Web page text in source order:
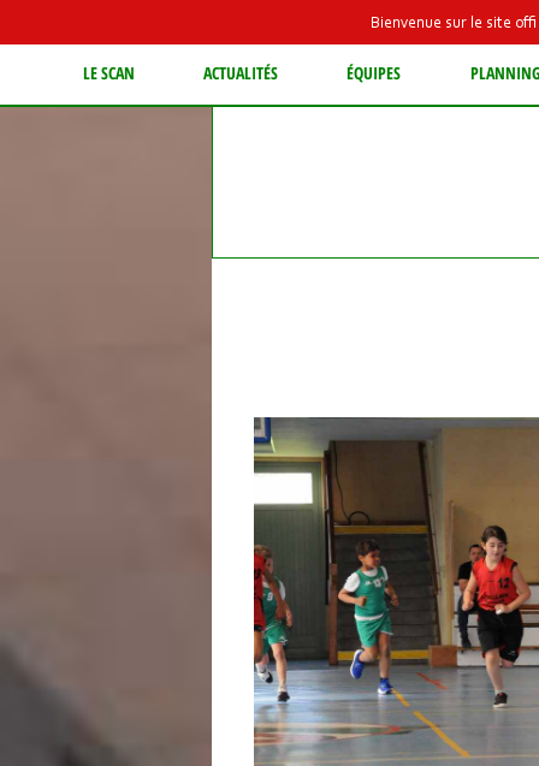
Bienvenue sur le site
LE SCAN ACTUALITÉS ÉQUIPES